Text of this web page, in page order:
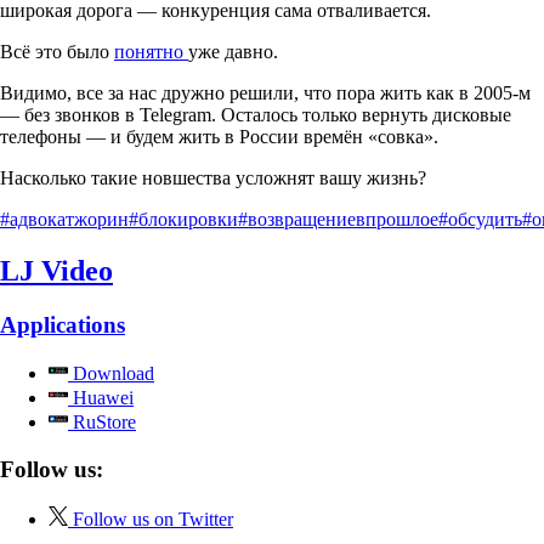
широкая дорога — конкуренция сама отваливается.
Всё это было понятно уже давно.
Видимо, все за нас дружно решили, что пора жить как в 2005-м
— без звонков в Теlegram. Осталось только вернуть дисковые
телефоны — и будем жить в России времён «совка».
Насколько такие новшества усложнят вашу жизнь?
#адвокатжорин#блокировки#возвращениевпрошлое#обсудить
LJ Video
Applications
Download
Huawei
RuStore
Follow us:
Follow us on Twitter